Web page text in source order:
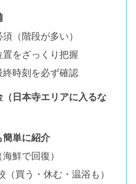
（階段が多い）
をざっくり把握
終時刻を必ず確認
日本寺エリアに入るな
簡単に紹介
鮮で回復）
買う・休む・温浴も）